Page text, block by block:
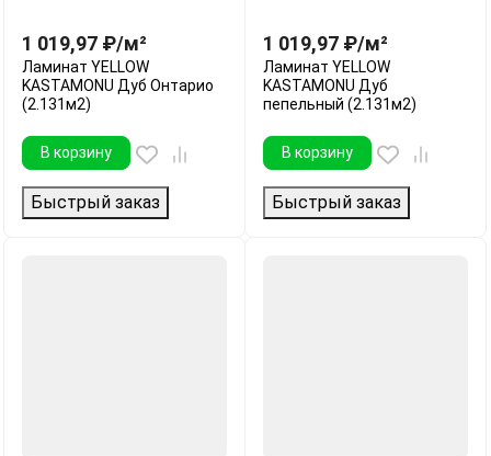
1 019,97 ₽/м²
Ламинат YELLOW
KASTAMONU Дуб Онтарио
(2.131м2)
В корзину
Быстрый заказ
1 019,97 ₽/м²
Ламинат YELLOW
KASTAMONU Дуб
пепельный (2.131м2)
В корзину
Быстрый заказ